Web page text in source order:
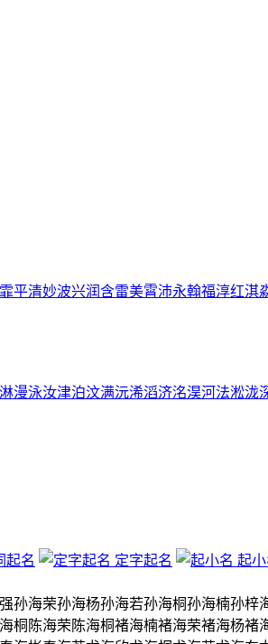
霏平清妙波兴润含雷美霄沛永翰福淳红淇
淋漫泳汝津泊汶满沅浠滔济洺淏河法淞泷
起名 定字起名 起小
孙海荣孙海杨孙海若孙海桐孙海楠孙梓
桐 陈海荣 陈海桐褚海楠褚海荣褚海杨褚